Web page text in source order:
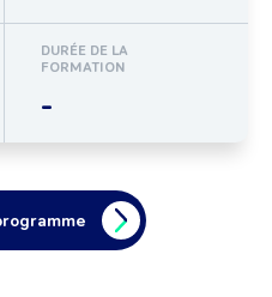
DURÉE DE LA
FORMATION
-